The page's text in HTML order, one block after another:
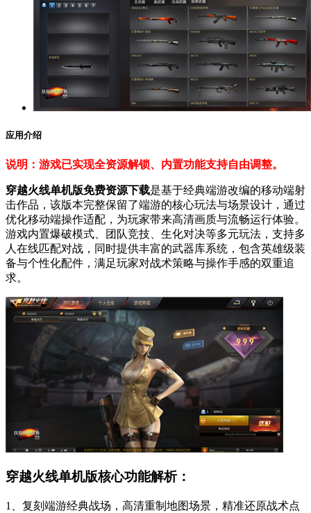
应用介绍
说明：游戏已实现全资源解锁、内置功能支持自由调整。
穿越火线单机版免费资源下载是基于经典端游改编的移动端射
击作品，该版本完整保留了端游的核心玩法与场景设计，通过
优化移动端操作适配，为玩家带来高清画质与流畅运行体验。
游戏内置爆破模式、团队竞技、生化对决等多元玩法，支持多
人在线匹配对战，同时提供丰富的武器库系统，包含英雄级装
备与个性化配件，满足玩家对战术策略与操作手感的双重追
求。
穿越火线单机版核心功能解析：
1、复刻端游经典战场，高清重制地图场景，精准还原战术点